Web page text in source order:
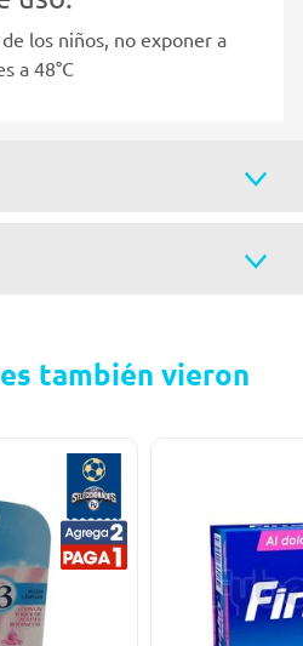
los niños, no exponer a
a 48°C
también vieron